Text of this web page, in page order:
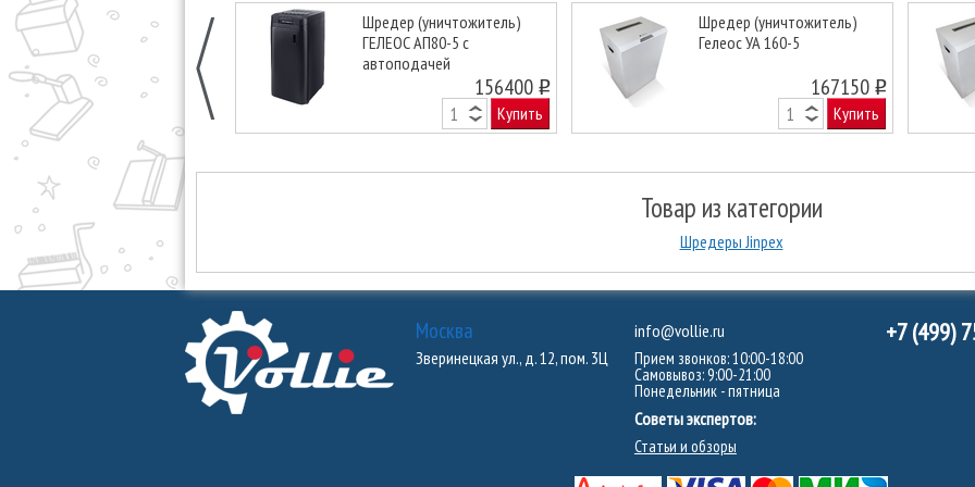
Шредер (уничтожитель)
ГЕЛЕОС АП80-5 с
автоподачей
156400 o
Купить
Шредер (уничтожитель)
Гелеос УА 160-5
167150 o
Купить
Товар из категории
Шредеры Jinpex
Москва
Зверинецкая ул., д. 12, пом. 3Ц
info@vollie.ru
Прием звонков: 10:00-18:00
Самовывоз: 9:00-21:00
Понедельник - пятница
Советы экспертов:
Статьи и обзоры
+7 (499)